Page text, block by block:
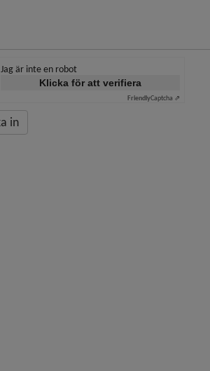
Jag är inte en robot
Klicka för att verifiera
FriendlyCaptcha ⇗